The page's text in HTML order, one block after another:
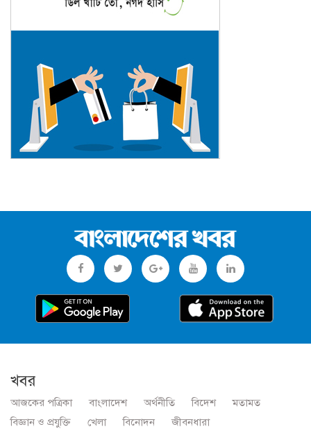
খবর
আজকের পত্রিকা বাংলাদেশ অর্থনীতি বিদেশ
মতামত
বিজ্ঞান ও প্রযুক্তি
খেলা বিনোদন জীবনধারা